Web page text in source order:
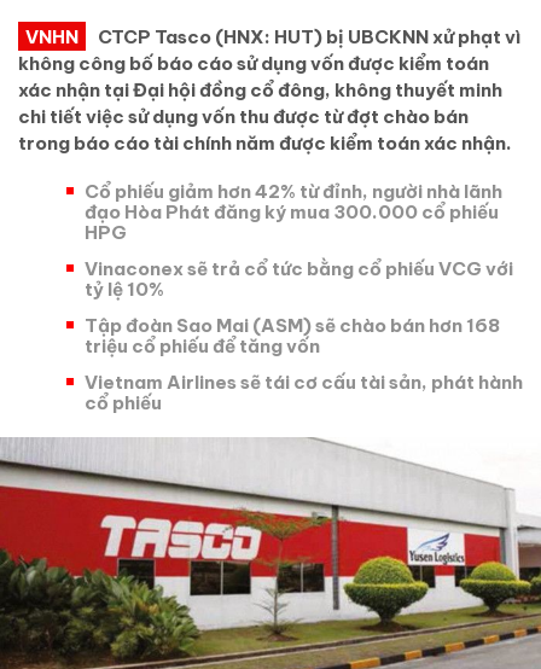
VNHN
CTCP Tasco (HNX: HUT) bị UBCKNN xử phạt vì
không công bố báo cáo sử dụng vốn được kiểm toán
xác nhận tại Đại hội đồng cổ đông, không thuyết minh
chi tiết việc sử dụng vốn thu được từ đợt chào bán
trong báo cáo tài chính năm được kiểm toán xác nhận.
Cổ phiếu giảm hơn 42% từ đỉnh, người nhà lãnh
đạo Hòa Phát đăng ký mua 300.000 cổ phiếu
HPG
Vinaconex sẽ trả cổ tức bằng cổ phiếu VCG với
tỷ lệ 10%
Tập đoàn Sao Mai (ASM) sẽ chào bán hơn 168
triệu cổ phiếu để tăng vốn
Vietnam Airlines sẽ tái cơ cấu tài sản, phát hành
cổ phiếu